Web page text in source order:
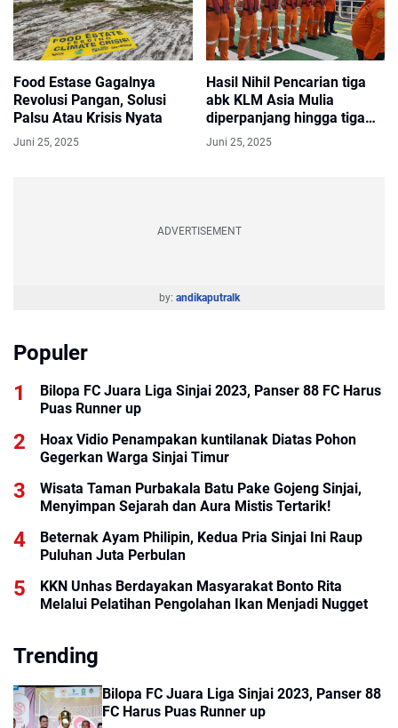
Food Estase Gagalnya
Revolusi Pangan, Solusi
Palsu Atau Krisis Nyata
Juni 25, 2025
Hasil Nihil Pencarian tiga
abk KLM Asia Mulia
diperpanjang hingga tiga
hari kedepan
Juni 25, 2025
ADVERTISEMENT
by: andikaputralk
Populer
Bilopa FC Juara Liga Sinjai 2023, Panser 88 FC Harus
Puas Runner up
Hoax Vidio Penampakan kuntilanak Diatas Pohon
Gegerkan Warga Sinjai Timur
Wisata Taman Purbakala Batu Pake Gojeng Sinjai,
Menyimpan Sejarah dan Aura Mistis Tertarik!
Beternak Ayam Philipin, Kedua Pria Sinjai Ini Raup
Puluhan Juta Perbulan
KKN Unhas Berdayakan Masyarakat Bonto Rita
Melalui Pelatihan Pengolahan Ikan Menjadi Nugget
Trending
Bilopa FC Juara Liga Sinjai 2023, Panser 88
FC Harus Puas Runner up